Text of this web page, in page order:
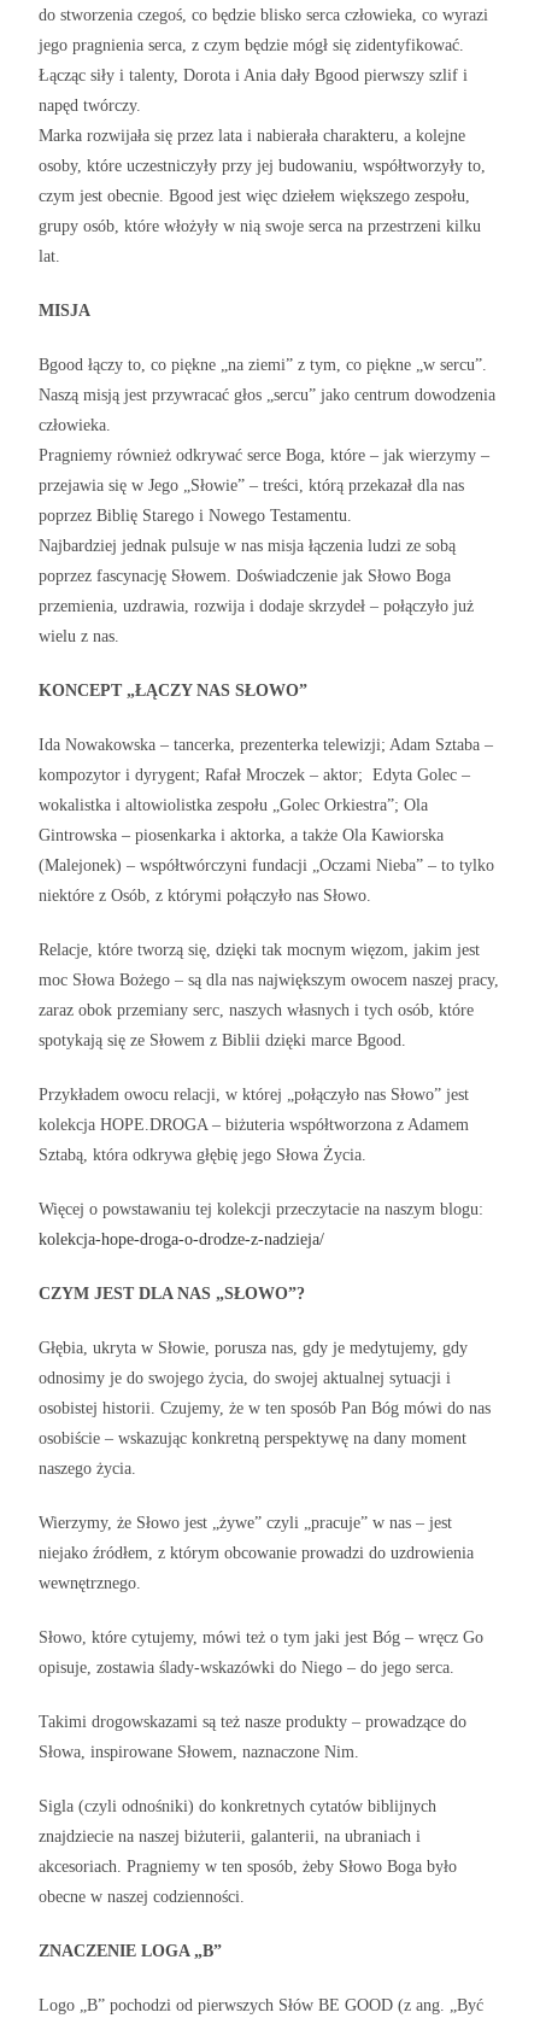
do stworzenia czegoś, co będzie blisko serca człowieka, co wyrazi
jego pragnienia serca, z czym będzie mógł się zidentyfikować.
Łącząc siły i talenty, Dorota i Ania dały Bgood pierwszy szlif i
napęd twórczy.
Marka rozwijała się przez lata i nabierała charakteru, a kolejne
osoby, które uczestniczyły przy jej budowaniu, współtworzyły to,
czym jest obecnie. Bgood jest więc dziełem większego zespołu,
grupy osób, które włożyły w nią swoje serca na przestrzeni kilku
lat.
MISJA
Bgood łączy to, co piękne „na ziemi” z tym, co piękne „w sercu”.
Naszą misją jest przywracać głos „sercu” jako centrum dowodzenia
człowieka.
Pragniemy również odkrywać serce Boga, które – jak wierzymy –
przejawia się w Jego „Słowie” – treści, którą przekazał dla nas
poprzez Biblię Starego i Nowego Testamentu.
Najbardziej jednak pulsuje w nas misja łączenia ludzi ze sobą
poprzez fascynację Słowem. Doświadczenie jak Słowo Boga
przemienia, uzdrawia, rozwija i dodaje skrzydeł – połączyło już
wielu z nas.
KONCEPT „ŁĄCZY NAS SŁOWO”
Ida Nowakowska – tancerka, prezenterka telewizji; Adam Sztaba –
kompozytor i dyrygent; Rafał Mroczek – aktor; Edyta Golec –
wokalistka i altowiolistka zespołu „Golec Orkiestra”; Ola
Gintrowska – piosenkarka i aktorka, a także Ola Kawiorska
(Malejonek) – współtwórczyni fundacji „Oczami Nieba” – to tylko
niektóre z Osób, z którymi połączyło nas Słowo.
Relacje, które tworzą się, dzięki tak mocnym więzom, jakim jest
moc Słowa Bożego – są dla nas największym owocem naszej pracy,
zaraz obok przemiany serc, naszych własnych i tych osób, które
spotykają się ze Słowem z Biblii dzięki marce Bgood.
Przykładem owocu relacji, w której „połączyło nas Słowo” jest
kolekcja HOPE.DROGA – biżuteria współtworzona z Adamem
Sztabą, która odkrywa głębię jego Słowa Życia.
Więcej o powstawaniu tej kolekcji przeczytacie na naszym blogu:
kolekcja-hope-droga-o-drodze-z-nadzieja/
CZYM JEST DLA NAS „SŁOWO”?
Głębia, ukryta w Słowie, porusza nas, gdy je medytujemy, gdy
odnosimy je do swojego życia, do swojej aktualnej sytuacji i
osobistej historii. Czujemy, że w ten sposób Pan Bóg mówi do nas
osobiście – wskazując konkretną perspektywę na dany moment
naszego życia.
Wierzymy, że Słowo jest „żywe” czyli „pracuje” w nas – jest
niejako źródłem, z którym obcowanie prowadzi do uzdrowienia
wewnętrznego.
Słowo, które cytujemy, mówi też o tym jaki jest Bóg – wręcz Go
opisuje, zostawia ślady-wskazówki do Niego – do jego serca.
Takimi drogowskazami są też nasze produkty – prowadzące do
Słowa, inspirowane Słowem, naznaczone Nim.
Sigla (czyli odnośniki) do konkretnych cytatów biblijnych
znajdziecie na naszej biżuterii, galanterii, na ubraniach i
akcesoriach. Pragniemy w ten sposób, żeby Słowo Boga było
obecne w naszej codzienności.
ZNACZENIE LOGA „B”
Logo „B” pochodzi od pierwszych Słów BE GOOD (z ang. „Być